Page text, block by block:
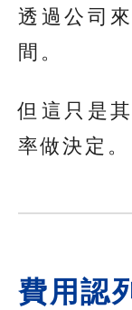
透過公司
間。
但這只是
率做決定。
費用認